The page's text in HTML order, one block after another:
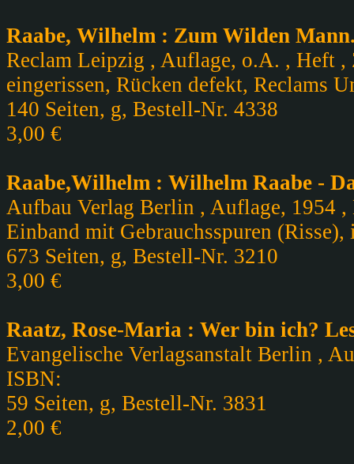
Raabe, Wilhelm : Zum Wilden
Reclam Leipzig , Auflage, o.A. , Heft
eingerissen, Rücken defekt, Reclams
140 Seiten, g, Bestell-Nr. 4338
3,00 €
Raabe,Wilhelm : Wilhelm Raabe -
Aufbau Verlag Berlin , Auflage, 1954
Einband mit Gebrauchsspuren
673 Seiten, g, Bestell-Nr. 3210
3,00 €
Raatz, Rose-Maria : Wer bin ich?
Evangelische Verlagsanstalt Berlin ,
ISBN:
59 Seiten, g, Bestell-Nr. 3831
2,00 €